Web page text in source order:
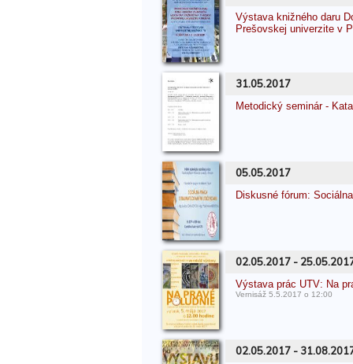
Výstava knižného daru
Prešovskej univerzite v
31.05.2017
Metodický seminár -
05.05.2017
Diskusné fórum:
02.05.2017 -
Výstava prác UTV: Na
Vernisáž 5.5.2017 o 12:00
02.05.2017 -